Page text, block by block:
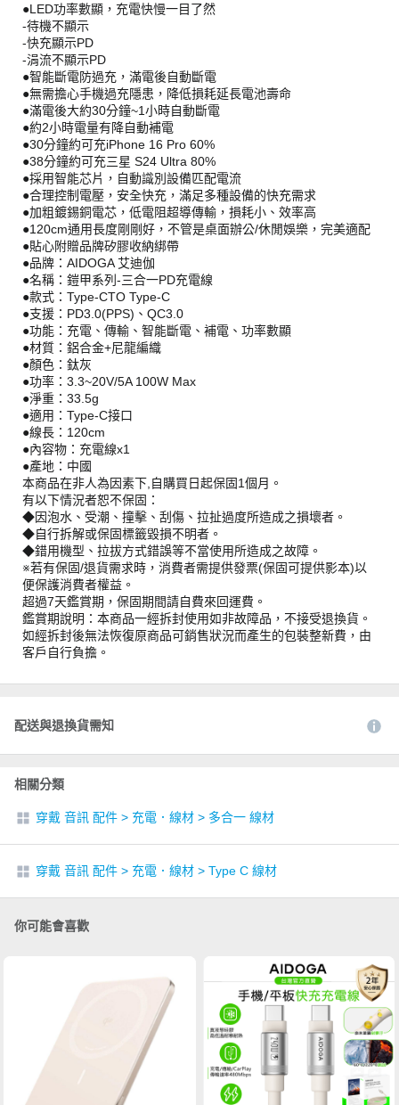
●LED功率數顯，充電快慢一目了然
-待機不顯示
-快充顯示PD
-涓流不顯示PD
●智能斷電防過充，滿電後自動斷電
●無需擔心手機過充隱患，降低損耗延長電池壽命
●滿電後大約30分鐘~1小時自動斷電
●約2小時電量有降自動補電
●30分鐘約可充iPhone 16 Pro 60%
●38分鐘約可充三星 S24 Ultra 80%
●採用智能芯片，自動識別設備匹配電流
●合理控制電壓，安全快充，滿足多種設備的快充需求
●加粗鍍錫銅電芯，低電阻超導傳輸，損耗小、效率高
●120cm通用長度剛剛好，不管是桌面辦公/休閒娛樂，完美適配
●貼心附贈品牌矽膠收納綁帶
●品牌：AIDOGA 艾迪伽
●名稱：鎧甲系列-三合一PD充電線
●款式：Type-CTO Type-C
●支援：PD3.0(PPS)、QC3.0
●功能：充電、傳輸、智能斷電、補電、功率數顯
●材質：鋁合金+尼龍編織
●顏色：鈦灰
●功率：3.3~20V/5A 100W Max
●淨重：33.5g
●適用：Type-C接口
●線長：120cm
●內容物：充電線x1
●產地：中國
本商品在非人為因素下,自購買日起保固1個月。
有以下情況者恕不保固：
◆因泡水、受潮、撞擊、刮傷、拉扯過度所造成之損壞者。
◆自行拆解或保固標籤毀損不明者。
◆錯用機型、拉拔方式錯誤等不當使用所造成之故障。
※若有保固/退貨需求時，消費者需提供發票(保固可提供影本)以
便保護消費者權益。
超過7天鑑賞期，保固期間請自費來回運費。
鑑賞期說明：本商品一經拆封使用如非故障品，不接受退換貨。
如經拆封後無法恢復原商品可銷售狀況而產生的包裝整新費，由
客戶自行負擔。
配送與退換貨需知
相關分類
穿戴 音訊 配件 > 充電．線材 > 多合一 線材
穿戴 音訊 配件 > 充電．線材 > Type C 線材
你可能會喜歡